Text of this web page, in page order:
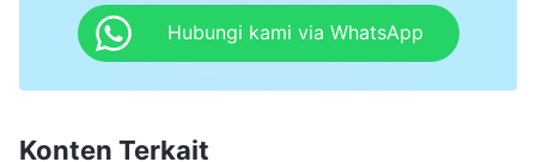
perlu memberi tahu saudara-saudari yang berada
dalam bahaya untuk bersembunyi dan aku harus
Itu adalah tanggung jawab besar. Jika aku tidak
Hubungi kami via WhatsApp
Konten Terkait